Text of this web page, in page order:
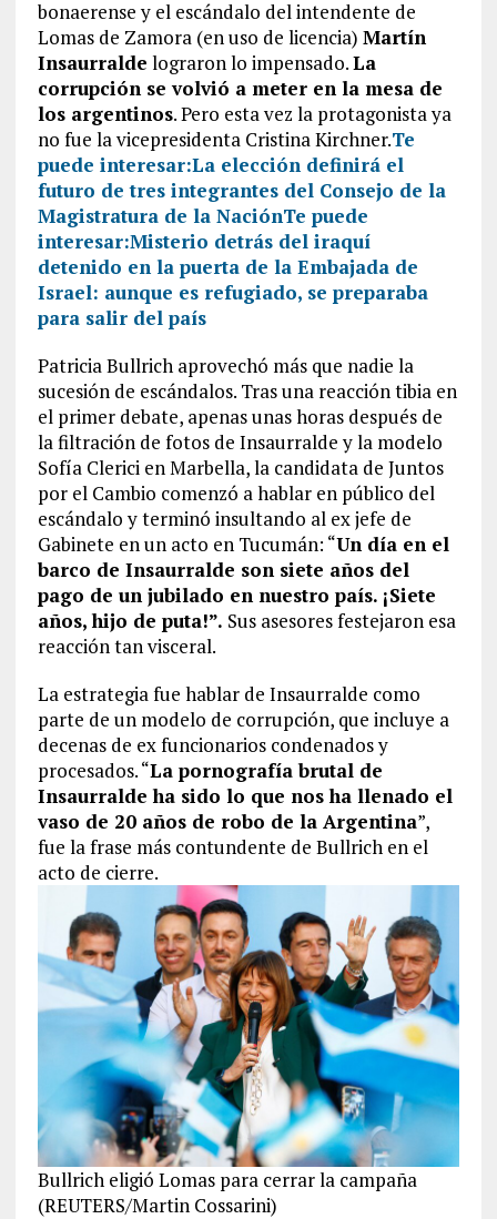
bonaerense y el escándalo del intendente de
Lomas de Zamora (en uso de licencia) Martín
Insaurralde lograron lo impensado.La
corrupción se volvió a meter en la mesa de
los argentinos. Pero esta vez la protagonista ya
no fue la vicepresidenta Cristina Kirchner.Te
puede interesar:La elección definirá el
futuro de tres integrantes del Consejo de la
Magistratura de la NaciónTe puede
interesar:Misterio detrás del iraquí
detenido en la puerta de la Embajada de
Israel: aunque es refugiado, se preparaba
para salir del país
Patricia Bullrich aprovechó más que nadie la
sucesión de escándalos. Tras una reacción tibia en
el primer debate, apenas unas horas después de
la filtración de fotos de Insaurralde y la modelo
Sofía Clerici en Marbella, la candidata de Juntos
por el Cambio comenzó a hablar en público del
escándalo y terminó insultando al ex jefe de
Gabinete en un acto en Tucumán: “Un día en el
barco de Insaurralde son siete años del
pago de un jubilado en nuestro país. ¡Siete
años, hijo de puta!”. Sus asesores festejaron esa
reacción tan visceral.
La estrategia fue hablar de Insaurralde como
parte de un modelo de corrupción, que incluye a
decenas de ex funcionarios condenados y
procesados. “La pornografía brutal de
Insaurralde ha sido lo que nos ha llenado el
vaso de 20 años de robo de la Argentina”,
fue la frase más contundente de Bullrich en el
acto de cierre.
Bullrich eligió Lomas para cerrar la campaña
(REUTERS/Martin Cossarini)